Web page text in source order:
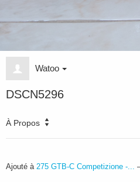
Watoo
DSCN5296
À Propos
Ajouté à 275 GTB-C Competizione -...